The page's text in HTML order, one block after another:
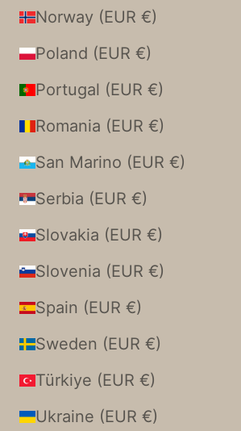
Norway (EUR €)
Poland (EUR €)
Portugal (EUR €)
Romania (EUR €)
San Marino (EUR €)
Serbia (EUR €)
Slovakia (EUR €)
Slovenia (EUR €)
Spain (EUR €)
Sweden (EUR €)
Türkiye (EUR €)
Ukraine (EUR €)